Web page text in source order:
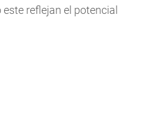
reflejan el potencial